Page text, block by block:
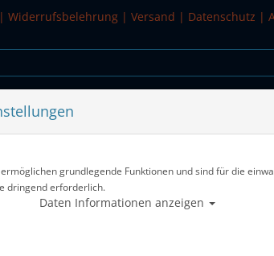
| Widerrufsbelehrung | Versand | Datenschutz |
SALE
Alle
Monoventil Air 230 bar
grundlegende Funktionen und sind für die
dringend erforderlich.
Daten Informationen anzeigen